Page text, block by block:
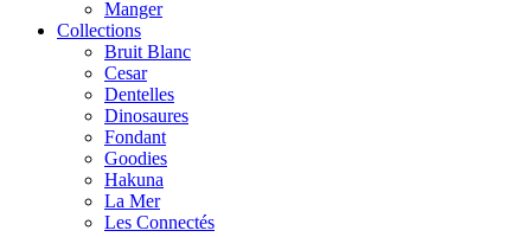
Manger
Collections
Bruit Blanc
Cesar
Dentelles
Dinosaures
Fondant
Goodies
Hakuna
La Mer
Les Connectés